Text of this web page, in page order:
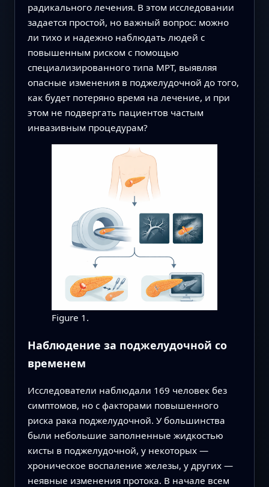
радикального лечения. В этом исследовании
задается простой, но важный вопрос: можно
ли тихо и надежно наблюдать людей с
повышенным риском с помощью
специализированного типа МРТ, выявляя
опасные изменения в поджелудочной до того,
как будет потеряно время на лечение, и при
этом не подвергать пациентов частым
инвазивным процедурам?
Figure 1.
Наблюдение за поджелудочной со
временем
Исследователи наблюдали 169 человек без
симптомов, но с факторами повышенного
риска рака поджелудочной. У большинства
были небольшие заполненные жидкостью
кисты в поджелудочной, у некоторых —
хроническое воспаление железы, у других —
неявные изменения протока. В начале всем